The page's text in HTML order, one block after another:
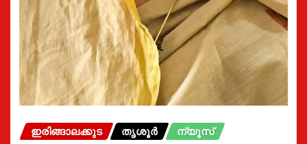
ഇരിങ്ങാലക്കുട തൃശൂർ ന്യൂസ്